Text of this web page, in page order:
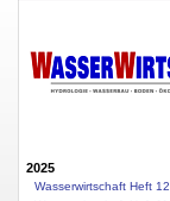
2025
Wasserwirtschaft Heft 12